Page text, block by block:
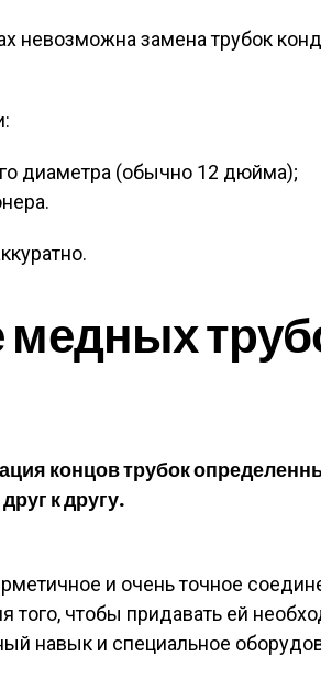
невозможна замена трубок
диаметра (обычно 12 дюйма);
концов трубок
к другу.
и очень точное
того, чтобы придавать ей
навык и специальное